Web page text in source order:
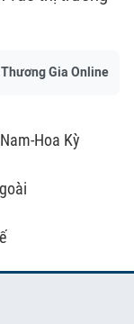
Thương Gia Online
Hoa Kỳ